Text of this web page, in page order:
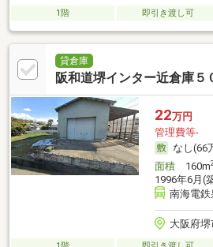
1階 即引き渡し可
貸倉庫
阪和道堺インター近倉庫５
22万円
管理費等-
なし(66
面積160m
1996年6月(
南海電鉄
大阪府堺